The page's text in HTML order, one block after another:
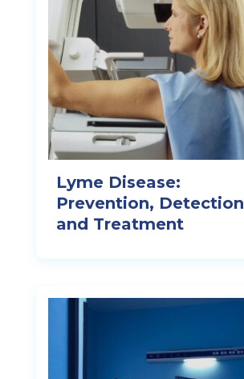
Lyme Disease:
Prevention, Detection
and Treatment